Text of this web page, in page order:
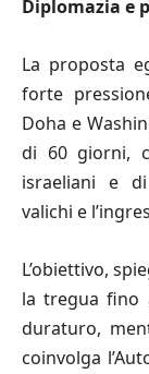
Diplomazia e
La proposta
forte
Doha e
di 60 giorni,
israeliani e
valichi e
L’obiettivo,
la tregua fino
duraturo,
coinvolga